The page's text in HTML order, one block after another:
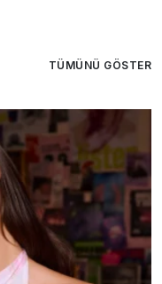
TÜMÜNÜ GÖSTER